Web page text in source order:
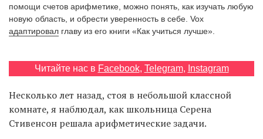
EN
UA
помощи счетов арифметике, можно понять, как изучать любую
новую область, и обрести уверенность в себе. Vox
адаптировал главу из его книги «Как учиться лучше».
Читайте нас в Facebook, Telegram, Instagram
Несколько лет назад, стоя в небольшой классной
комнате, я наблюдал, как школьница Серена
Стивенсон решала арифметические задачи.